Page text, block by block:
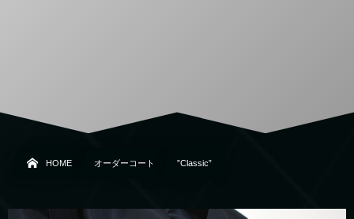
HOME オーダーコート ”Classic”